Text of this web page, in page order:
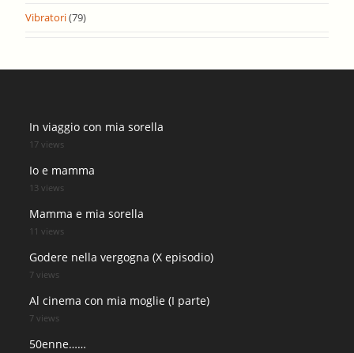
Vibratori(79)
In viaggio con mia sorella
17 views
Io e mamma
13 views
Mamma e mia sorella
11 views
Godere nella vergogna (X episodio)
7 views
Al cinema con mia moglie (I parte)
7 views
50enne……